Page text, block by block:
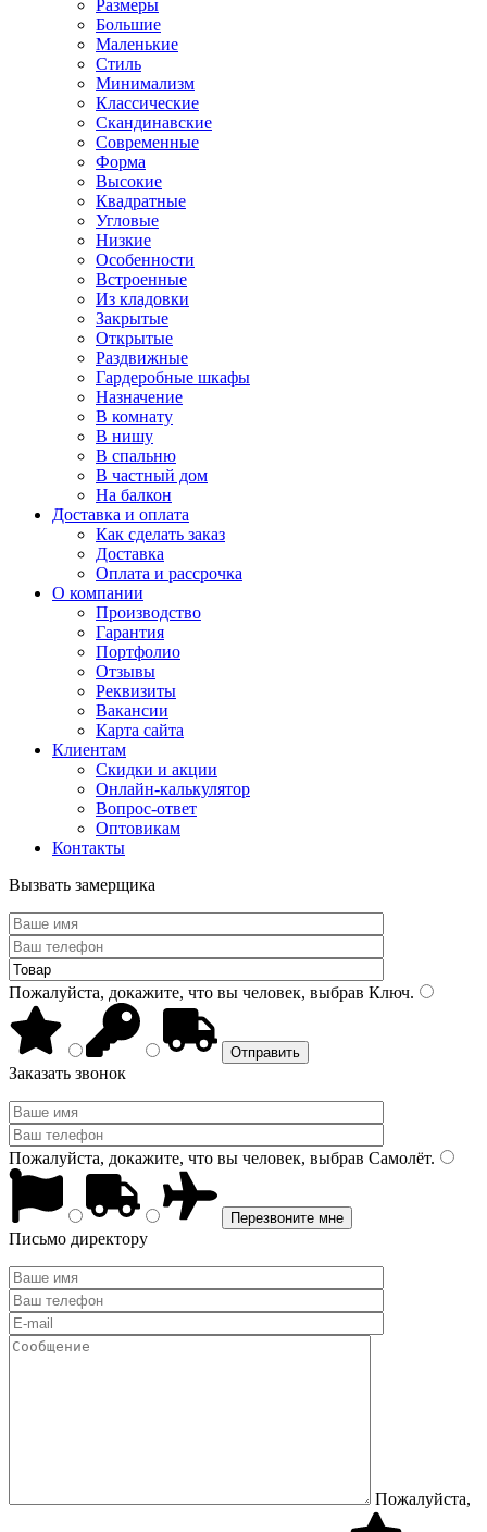
Размеры
Большие
Маленькие
Стиль
Минимализм
Классические
Скандинавские
Современные
Форма
Высокие
Квадратные
Угловые
Низкие
Особенности
Встроенные
Из кладовки
Закрытые
Открытые
Раздвижные
Гардеробные шкафы
Назначение
В комнату
В нишу
В спальню
В частный дом
На балкон
Доставка и оплата
Как сделать заказ
Доставка
Оплата и рассрочка
О компании
Производство
Гарантия
Портфолио
Отзывы
Реквизиты
Вакансии
Карта сайта
Клиентам
Скидки и акции
Онлайн-калькулятор
Вопрос-ответ
Оптовикам
Контакты
Вызвать замерщика
Пожалуйста, докажите, что вы человек, выбрав Ключ.
Заказать звонок
Пожалуйста, докажите, что вы человек, выбрав Самолёт.
Письмо директору
Пожалуйста,